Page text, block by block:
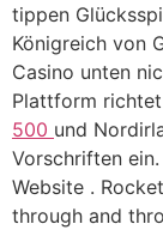
tippen
Königreich von
Casino unten
Plattform
500 und
Vorschriften
Website .
through and